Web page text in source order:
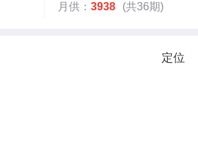
月供： 3938 (共36期)
定位